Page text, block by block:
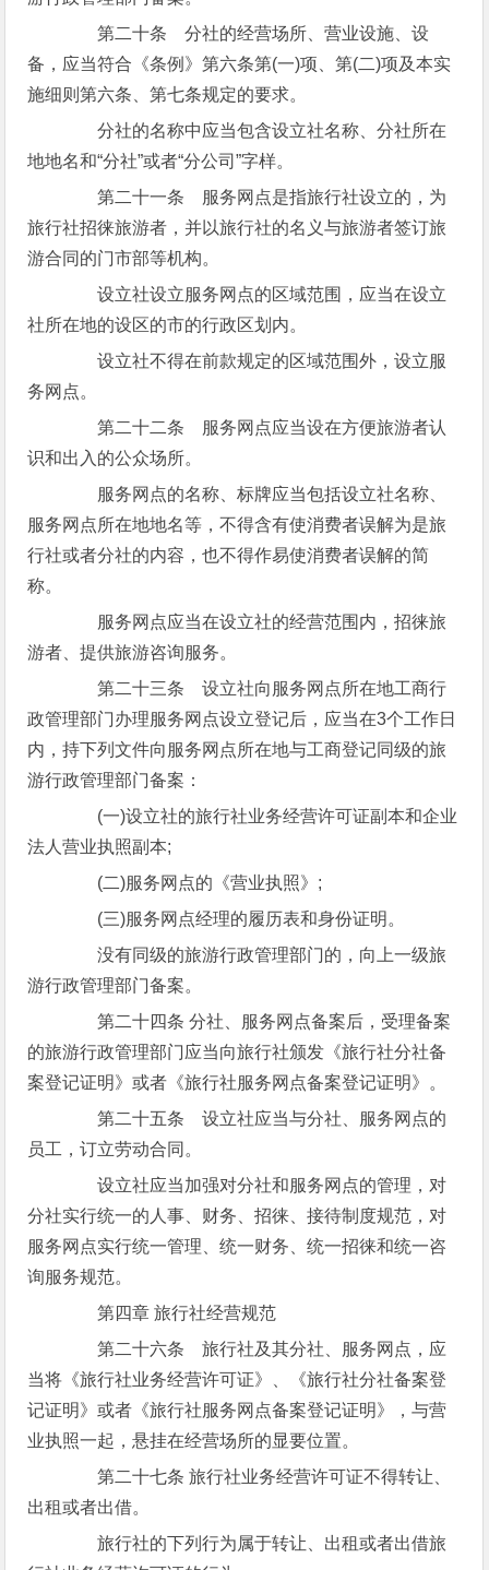
第二十条 分社的经营场所、营业设施、设
备，应当符合《条例》第六条第(一)项、第(二)项及本实
施细则第六条、第七条规定的要求。
分社的名称中应当包含设立社名称、分社所在
地地名和“分社”或者“分公司”字样。
第二十一条 服务网点是指旅行社设立的，为
旅行社招徕旅游者，并以旅行社的名义与旅游者签订旅
游合同的门市部等机构。
设立社设立服务网点的区域范围，应当在设立
社所在地的设区的市的行政区划内。
设立社不得在前款规定的区域范围外，设立服
务网点。
第二十二条 服务网点应当设在方便旅游者认
识和出入的公众场所。
服务网点的名称、标牌应当包括设立社名称、
服务网点所在地地名等，不得含有使消费者误解为是旅
行社或者分社的内容，也不得作易使消费者误解的简
称。
服务网点应当在设立社的经营范围内，招徕旅
游者、提供旅游咨询服务。
第二十三条 设立社向服务网点所在地工商行
政管理部门办理服务网点设立登记后，应当在3个工作日
内，持下列文件向服务网点所在地与工商登记同级的旅
游行政管理部门备案：
(一)设立社的旅行社业务经营许可证副本和企业
法人营业执照副本;
(二)服务网点的《营业执照》;
(三)服务网点经理的履历表和身份证明。
没有同级的旅游行政管理部门的，向上一级旅
游行政管理部门备案。
第二十四条 分社、服务网点备案后，受理备案
的旅游行政管理部门应当向旅行社颁发《旅行社分社备
案登记证明》或者《旅行社服务网点备案登记证明》。
第二十五条 设立社应当与分社、服务网点的
员工，订立劳动合同。
设立社应当加强对分社和服务网点的管理，对
分社实行统一的人事、财务、招徕、接待制度规范，对
服务网点实行统一管理、统一财务、统一招徕和统一咨
询服务规范。
第四章 旅行社经营规范
第二十六条 旅行社及其分社、服务网点，应
当将《旅行社业务经营许可证》、《旅行社分社备案登
记证明》或者《旅行社服务网点备案登记证明》，与营
业执照一起，悬挂在经营场所的显要位置。
第二十七条 旅行社业务经营许可证不得转让、
出租或者出借。
旅行社的下列行为属于转让、出租或者出借旅